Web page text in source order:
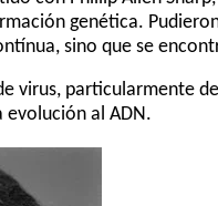
genética.
sino que se
virus, particularmente
evolución al ADN.